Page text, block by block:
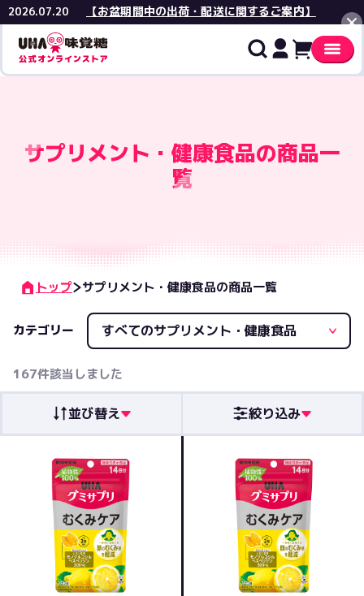
2026.07.20 【お盆期間中の出荷・配送に関するご案内】
閉じる
サプリメント・健康食品の商品一
覧
トップ サプリメント・健康食品の商品一覧
カテゴリー
167件該当しました
並び替え
おすすめ順
発売日順
レビュー評価順
人気順
絞り込み
¥
機能